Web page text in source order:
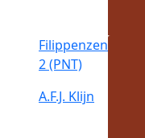
Filippenzen
2 (PNT)
A.F.J. Klijn